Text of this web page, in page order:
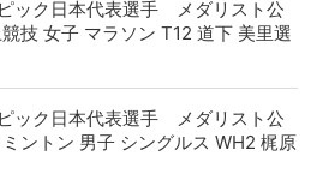
ック日本代表選手 メダリスト公
技 女子 マラソン T12 道下 美里選
ック日本代表選手 メダリスト公
ントン 男子 シングルス WH2 梶原